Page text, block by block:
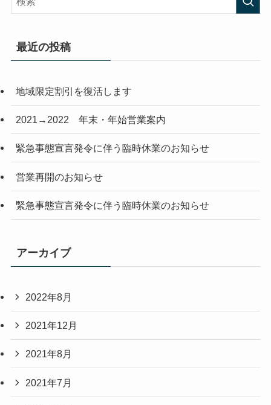
最近の投稿
地域限定割引を復活します
2021→2022 年末・年始営業案内
緊急事態宣言発令に伴う臨時休業のお知らせ
営業再開のお知らせ
緊急事態宣言発令に伴う臨時休業のお知らせ
アーカイブ
2022年8月
2021年12月
2021年8月
2021年7月